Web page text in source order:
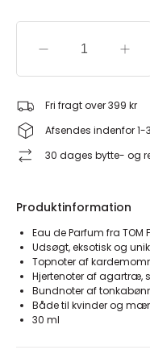
Fri fragt over 399 kr
Afsendes indenfor
30 dages bytte- og
Produktinformation
Eau de Parfum fra TOM
Udsøgt, eksotisk og
Topnoter af
Hjertenoter af agartræ,
Bundnoter af
Både til kvinder og
30 ml